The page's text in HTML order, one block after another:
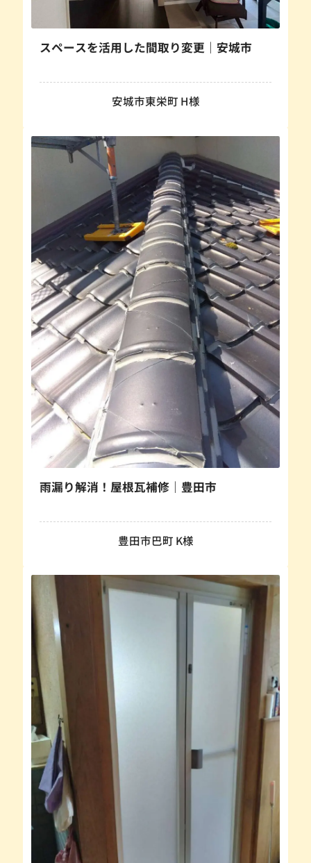
スペースを活用した間取り変更｜安城市
安城市東栄町 H様
雨漏り解消！屋根瓦補修｜豊田市
豊田市巴町 K様